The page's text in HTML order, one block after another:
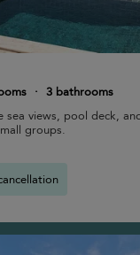
· 3 bathrooms
views, pool deck,
groups.